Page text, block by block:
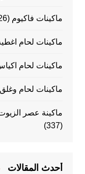
ماكينات فاكيوم (526)
ماكينات لحام
ماكينات لحام
ماكينات لحام
ماكينة عصر الزيوت موديل 811
(337)
أحدث المقالات